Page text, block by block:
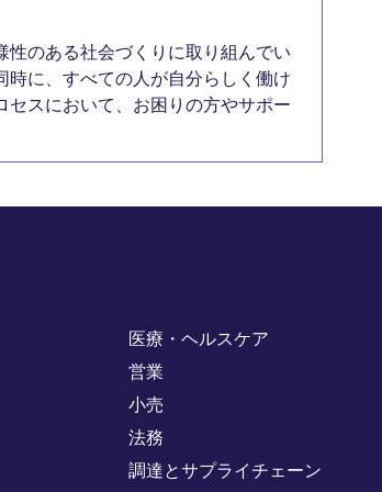
のある社会づくりに取り組んでい
時に、すべての人が自分らしく働け
スにおいて、お困りの方やサポー
医療・ヘルスケア
営業
小売
法務
調達とサプライチェーン